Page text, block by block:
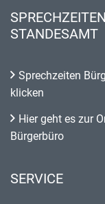
STANDESAMT
Sprechzeiten
klicken
Hier geht es zur
Bürgerbüro
SERVICE